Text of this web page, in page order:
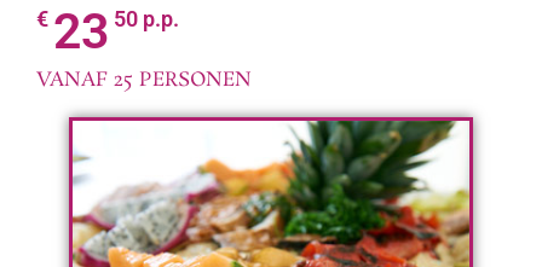
€ 23 50 p.p.
VANAF 25 PERSONEN